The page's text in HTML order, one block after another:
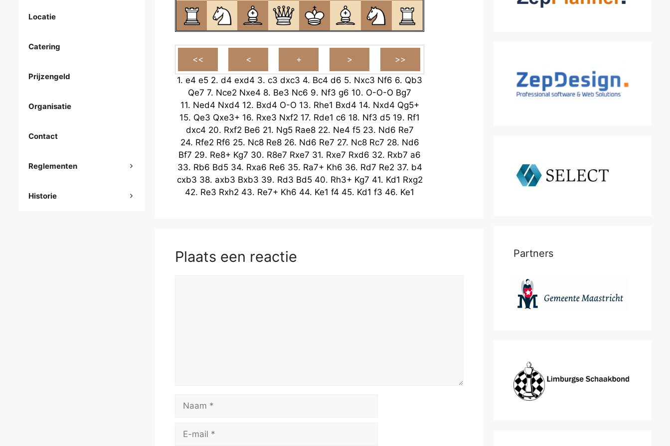
1. e4 e5 2. d4 exd4 3. c3 dxc3 4. Bc4 d6 5. Nxc3 Nf6 6. Qb3
Qe7 7. Nce2 Nxe4 8. Be3 Nc6 9. Nf3 g6 10. O-O-O Bg7
11. Ned4 Nxd4 12. Bxd4 O-O 13. Rhe1 Bxd4 14. Nxd4 Qg5+
15. Qe3 Qxe3+ 16. Rxe3 Nxf2 17. Rde1 c6 18. Nf3 d5 19. Rf1
dxc4 20. Rxf2 Be6 21. Ng5 Rae8 22. Ne4 f5 23. Nd6 Re7
24. Rfe2 Rf6 25. Nc8 Re8 26. Nd6 Re7 27. Nc8 Rc7 28. Nd6
Bf7 29. Re8+ Kg7 30. R8e7 Rxe7 31. Rxe7 Rxd6 32. Rxb7 a6
33. Rb6 Bd5 34. Rxa6 Re6 35. Ra7+ Kh6 36. Rd7 Re2 37. b4
cxb3 38. axb3 Bxb3 39. Rd3 Bd5 40. Rh3+ Kg7 41. Kd1 Rxg2
42. Re3 Rxh2 43. Re7+ Kh6 44. Ke1 f4 45. Kd1 f3 46. Ke1
Plaats een reactie
mail
Locatie
Catering
Prijzengeld
Organisatie
Contact
Reglementen
Historie
Partners